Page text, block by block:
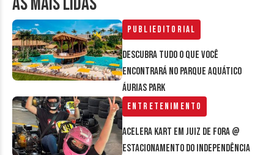
Publieditorial
Descubra tudo o que você
encontrará no parque aquático
Áurias Park
Entretenimento
Acelera Kart em Juiz de Fora @
estacionamento do Independência